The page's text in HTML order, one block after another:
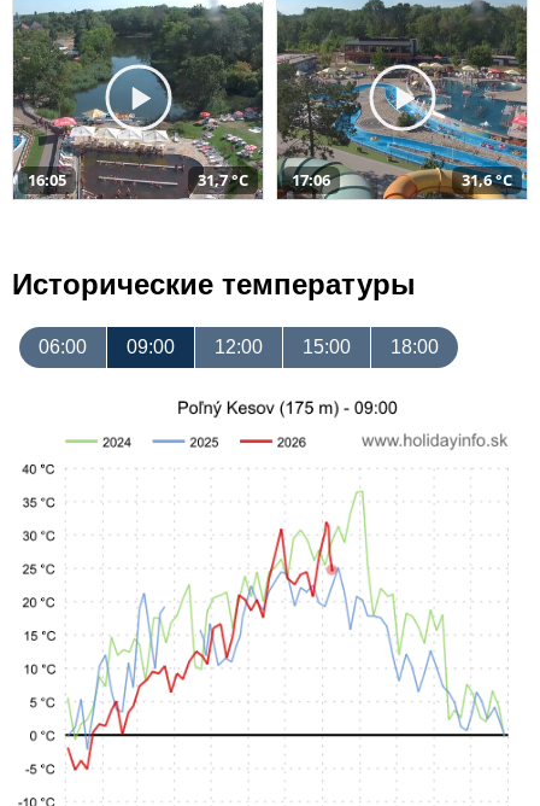
16:05 31,7 °C 17:06 31,6 °C
Исторические температуры
06:00 09:00 12:00 15:00 18:00